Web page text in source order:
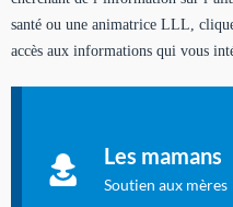
santé ou une animatrice LLL,
accès aux informations qui vous
Les mamans
Soutien aux mères
à allaiter et vous informer :
concernent l'allaitement.